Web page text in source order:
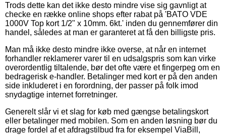
Trods dette kan det ikke desto mindre vise sig gavnligt at
checke en række online shops efter rabat på 'BATO VDE
1000V Top kort 1/2" x 10mm. 6kt.' inden du gennemfører din
handel, således at man er garanteret at få den billigste pris.
Man må ikke desto mindre ikke overse, at når en internet
forhandler reklamerer varer til en udsalgspris som kan virke
overordentlig tiltalende, bør det ofte være et fingerpeg om en
bedragerisk e-handler. Betalinger med kort er på den anden
side inkluderet i en forordning, der passer på folk imod
snydagtige internet forretninger.
Generelt slår vi et slag for køb med gængse betalingskort
eller betalinger med mobilen. Som en anden løsning bør du
drage fordel af et afdragstilbud fra for eksempel ViaBill,